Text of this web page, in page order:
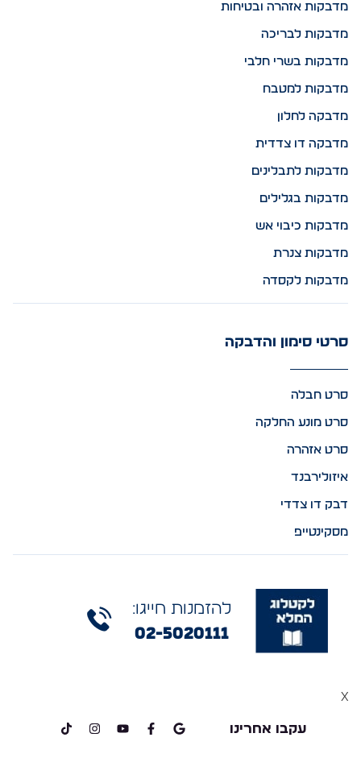
מדבקות אזהרה ובטיחות
מדבקות לבריכה
מדבקות בשרי חלבי
מדבקות למטבח
מדבקה לחלון
מדבקה דו צדדית
מדבקות לתבלינים
מדבקות בגלילים
מדבקות כיבוי אש
מדבקות צנרת
מדבקות לקסדה
סרטי סימון והדבקה
סרט חבלה
סרט מונע החלקה
סרט אזהרה
איזולירבנד
דבק דו צדדי
מסקינטייפ
להזמנות חייגו:
02-5020111
עקבו אחרינו
x